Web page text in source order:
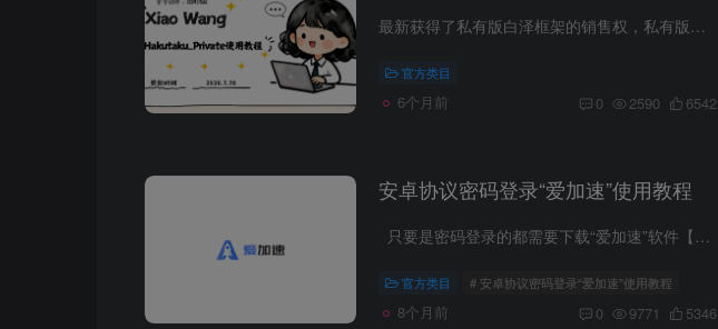
最新获得了私有版白泽框架的销售权，私有版，协议和算法均可以自定义！！！下面对于此框架我们出以此教程，并将用户遇到的问题做以解释使用完整教程：购买卡密1.我们购买完卡密后加售后群可以得...
官方类目
6个月前 0 2590 6542
安卓协议密码登录“爱加速”使用教程
只要是密码登录的都需要下载“爱加速”软件【你用电脑打开网站的就电脑下载爱加速，手机打开网站的就用手机下载爱加速，平板打开网站的就用平板下载爱加速】列如我的服务器是深圳的，我就可...
官方类目 # 安卓协议密码登录“爱加速”使用教程
8个月前 0 9771 5346